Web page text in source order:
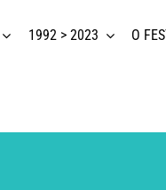
1992 > 2023 O